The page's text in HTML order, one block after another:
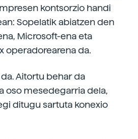
kontsorzio handi
Sopelatik abiatzen den
Microsoft-ena eta
operadorearena da.
Aitortu behar da
oso mesedegarria dela,
ditugu sartuta konexio